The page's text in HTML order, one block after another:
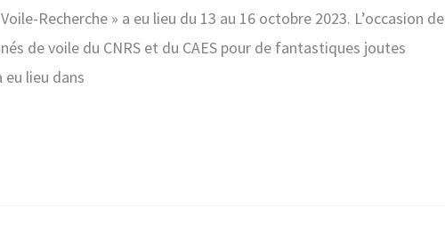
Recherche » a eu lieu du 13 au 16 octobre 2023. L’occasion de
de voile du CNRS et du CAES pour de fantastiques joutes
lieu dans